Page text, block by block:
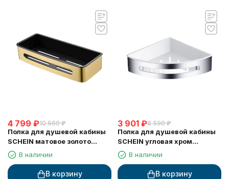
4 799 ₽10 560 ₽
Полка для душевой кабины
SCHEIN матовое золото
(9327BG)
В наличии
В корзину
3 901 ₽8 590 ₽
Полка для душевой кабины
SCHEIN угловая хром
(9326CH)
В наличии
В корзину